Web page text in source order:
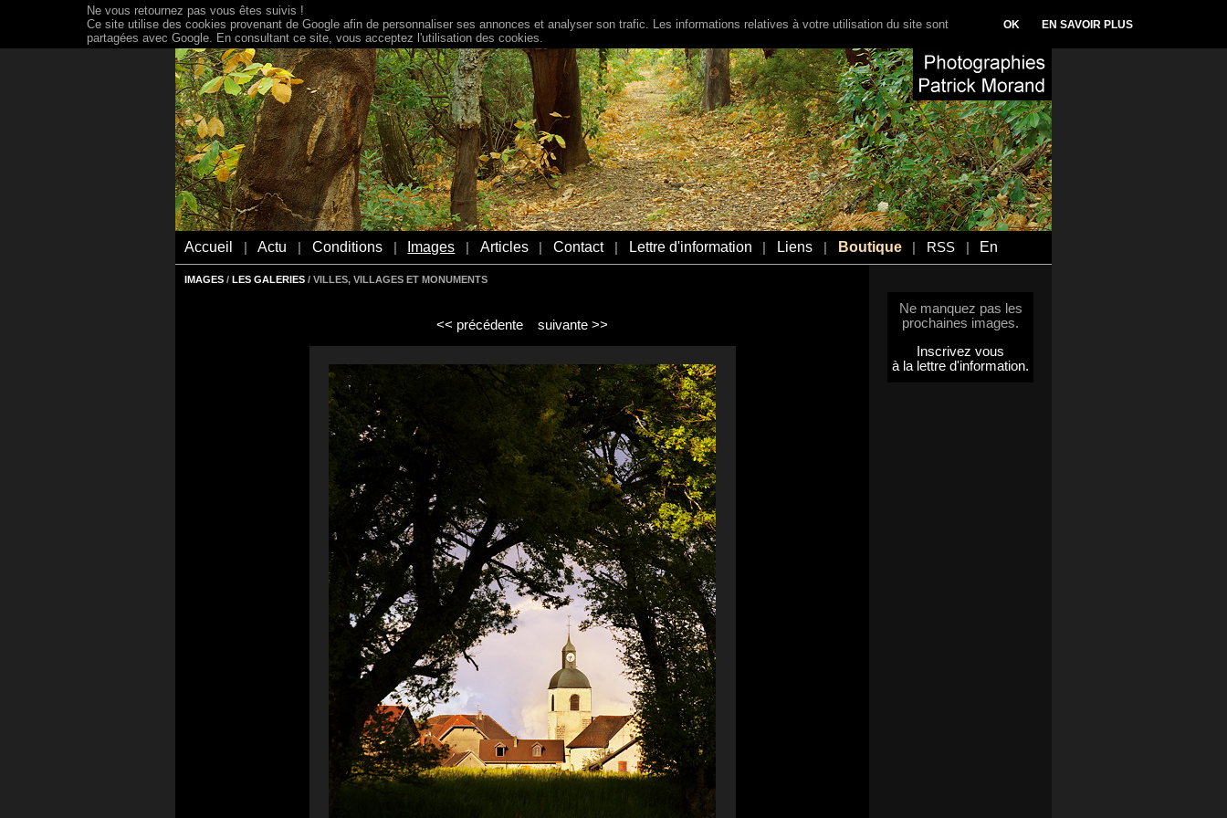
Accueil Actu Conditions Images Articles Contact Lettre d'information Liens Boutique RSS En
IMAGES / LES GALERIES / VILLES, VILLAGES ET MONUMENTS
<< précédente suivante >>
Ne manquez pas les
prochaines images.
Inscrivez vous
à la lettre d'information.
Ne vous retournez pas vous êtes suivis !
Ce site utilise des cookies provenant de Google afin de personnaliser ses annonces et analyser son trafic. Les informations relatives à votre utilisation du site sont
partagées avec Google. En consultant ce site, vous acceptez l'utilisation des cookies.
OK EN SAVOIR PLUS